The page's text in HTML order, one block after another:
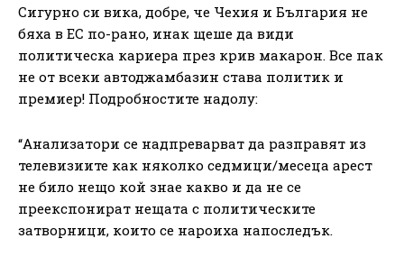
Сигурно си вика, добре, че Чехия и България не
бяха в ЕС по-рано, инак щеше да види
политическа кариера през крив макарон. Все пак
не от всеки автоджамбазин става политик и
премиер! Подробностите надолу:
“Анализатори се надпреварват да разправят из
телевизиите как няколко седмици/месеца арест
не било нещо кой знае какво и да не се
преекспонират нещата с политическите
затворници, които се нароиха напоследък.